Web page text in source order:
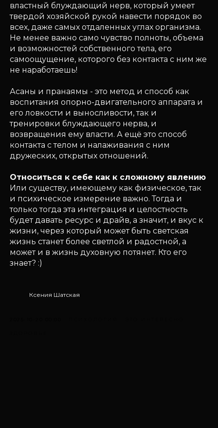
властный блуждающий нерв, который умеет
твердой хозяйской рукой навести порядок во
всех, даже самых отдаленных углах организма.
Не менее важно само чувство полноты, объема
и возможностей собственного тела, его
самоощущение, которого без контакта с ним же
не наработаешь!
Асаны и пранаямы - это метод и способ как
воспитания опорно-двигательного аппарата и
его ловкости и выносливости, так и
тренировки блуждающего нерва, и
возвращения ему власти. А ещё это способ
контакта с телом и налаживания с ним
дружеских, открытых отношений.
Относиться к себе как к сложному явлению
Или существу, имеющему как физическое, так
и психическое измерение важно. Тогда и
только тогда эта интеграция и целостность
будет давать ресурс и драйв, а значит, и вкус к
жизни, через который может быть светская
жизнь станет более светлой и радостной, а
может и в жизнь духовную потянет. Кто его
знает? :)
Ксения Шатская